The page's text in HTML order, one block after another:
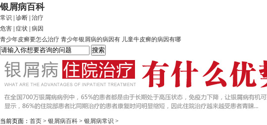
银屑病百科
常识 诊断 治疗
危害 症状 病因
青少年皮癣要怎么治疗 青少年银屑病的病因有 儿童牛皮癣的病因有哪
当前页面： 首页 > 银屑病百科 > 银屑病常识 >